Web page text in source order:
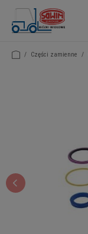
/ Części zamienne /